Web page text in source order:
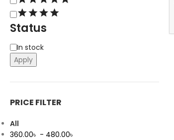
Status
In stock
Apply
PRICE FILTER
All
360.00৳ - 480.00৳